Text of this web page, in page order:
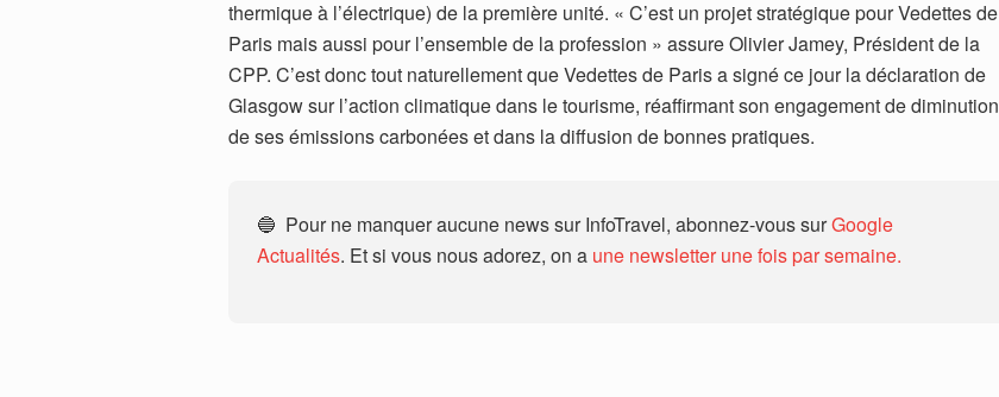
thermique à l’électrique) de la première unité. « C’est un projet stratégique pour Vedettes de
Paris mais aussi pour l’ensemble de la profession » assure Olivier Jamey, Président de la
CPP. C’est donc tout naturellement que Vedettes de Paris a signé ce jour la déclaration de
Glasgow sur l’action climatique dans le tourisme, réaffirmant son engagement de diminution
de ses émissions carbonées et dans la diffusion de bonnes pratiques.
🔵 Pour ne manquer aucune news sur InfoTravel, abonnez-vous surGoogle
Actualités. Et si vous nous adorez, on a une newsletter une fois par semaine.